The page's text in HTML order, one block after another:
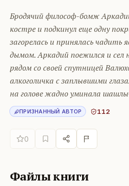
Бродячий философ-бомж
костре и подкинул еще одну
загорелась и принялась
дымом. Аркадий поежился и сел
рядом со своей спутницей
алкоголичка с заплывшими
на голове жадно уминала
ПРИЗНАННЫЙ АВТОР 112
0
Файлы книги